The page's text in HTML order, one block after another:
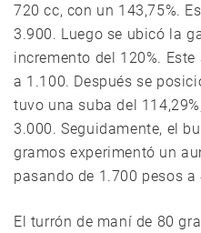
720 cc, con un 143,75%.
3.900. Luego se ubicó la
incremento del 120%.
a 1.100. Después se
tuvo una suba del
3.000. Seguidamente, el
gramos experimentó un
pasando de 1.700 pesos a
El turrón de maní de 80